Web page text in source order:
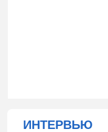
ИНТЕРВЬЮ